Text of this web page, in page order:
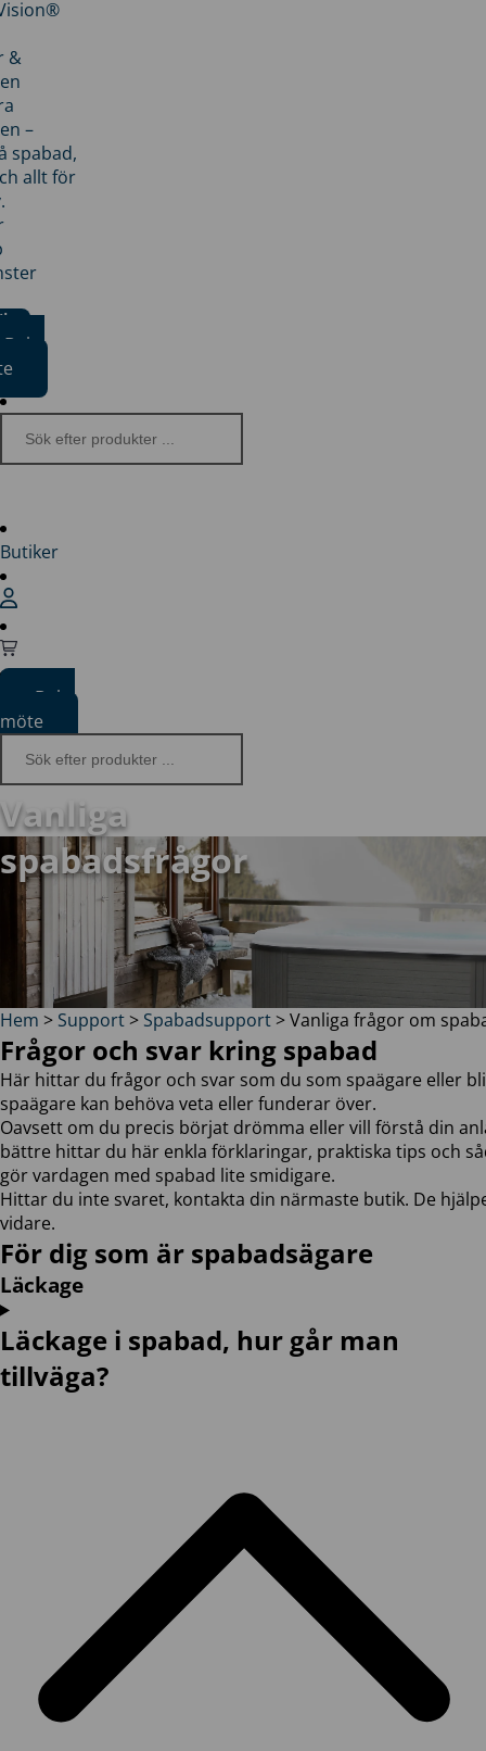
&
–
spabad,
allt för
Boka
Butiker
Boka
möte
Vanliga
spabadsfrågor
Hem > Support> Spabadsupport>Vanliga frågor om
Frågor och svar kring spabad
Här hittar du frågor och svar som du som spaägare eller
spaägare kan behöva veta eller funderar över.
Oavsett om du precis börjat drömma eller vill förstå din
bättre hittar du här enkla förklaringar, praktiska tips och
gör vardagen med spabad lite smidigare.
Hittar du inte svaret, kontakta din närmaste butik. De
vidare.
För dig som är spabadsägare
Läckage
Läckage i spabad, hur går man
tillväga?